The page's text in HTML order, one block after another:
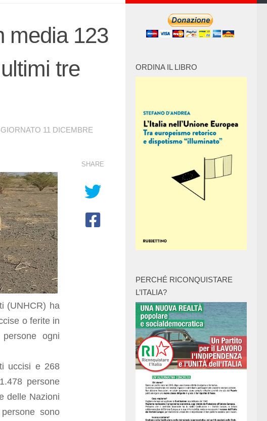
media 123
tre
11 DICEMBRE
(UNHCR) ha
o ferite in
ogni
uccisi e 268
persone
delle Nazioni
sono
SHARE
ORDINA IL LIBRO
PERCHÉ RICONQUISTARE
L’ITALIA?